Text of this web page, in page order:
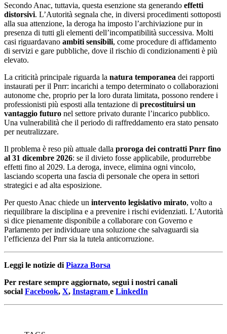
Secondo Anac, tuttavia, questa esenzione sta generando effetti
distorsivi. L’Autorità segnala che, in diversi procedimenti sottoposti
alla sua attenzione, la deroga ha imposto l’archiviazione pur in
presenza di tutti gli elementi dell’incompatibilità successiva. Molti
casi riguardavano ambiti sensibili, come procedure di affidamento
di servizi e gare pubbliche, dove il rischio di condizionamenti è più
elevato.
La criticità principale riguarda la natura temporanea dei rapporti
instaurati per il Pnrr: incarichi a tempo determinato o collaborazioni
autonome che, proprio per la loro durata limitata, possono rendere i
professionisti più esposti alla tentazione di precostituirsi un
vantaggio futuro nel settore privato durante l’incarico pubblico.
Una vulnerabilità che il periodo di raffreddamento era stato pensato
per neutralizzare.
Il problema è reso più attuale dalla proroga dei contratti Pnrr fino
al 31 dicembre 2026: se il divieto fosse applicabile, produrrebbe
effetti fino al 2029. La deroga, invece, elimina ogni vincolo,
lasciando scoperta una fascia di personale che opera in settori
strategici e ad alta esposizione.
Per questo Anac chiede un intervento legislativo mirato, volto a
riequilibrare la disciplina e a prevenire i rischi evidenziati. L’Autorità
si dice pienamente disponibile a collaborare con Governo e
Parlamento per individuare una soluzione che salvaguardi sia
l’efficienza del Pnrr sia la tutela anticorruzione.
Leggi le notizie di Piazza Borsa
Per restare sempre aggiornato, segui i nostri canali
social Facebook, X, Instagram e LinkedIn